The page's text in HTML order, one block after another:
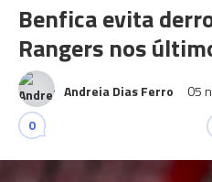
Benfica evita
Rangers nos
Andreia Dias Ferro 05
0